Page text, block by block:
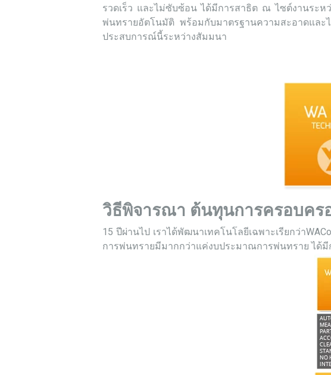
รวดเร็ว และไม่ซับซ้อน ได้มีการสาธิต ณ ไซต์งานระห
พ่นทรายอัตโนมัติ พร้อมกับมาตรฐานความสะอาดและ
ประสบการณ์นี้ระหว่างสัมมนา
วิธีพิจารณา ต้นทุนการครอบคร
15 ปีผ่านไป เราได้พัฒนาเทคโนโลยีเฉพาะเรียกว่า
การพ่นทรายมีมากกว่าแค่งบประมาณการพ่นทราย ได้มี